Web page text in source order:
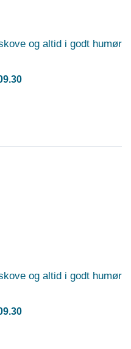
og altid i godt humør
og altid i godt humør